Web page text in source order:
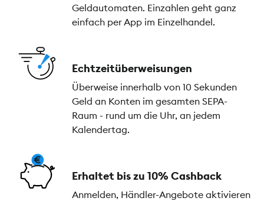
Geldautomaten. Einzahlen geht ganz
einfach per App im Einzelhandel.
Echtzeitüberweisungen
Überweise innerhalb von 10 Sekunden
Geld an Konten im gesamten SEPA-
Raum - rund um die Uhr, an jedem
Kalendertag.
Erhaltet bis zu 10% Cashback
Anmelden, Händler-Angebote aktivieren